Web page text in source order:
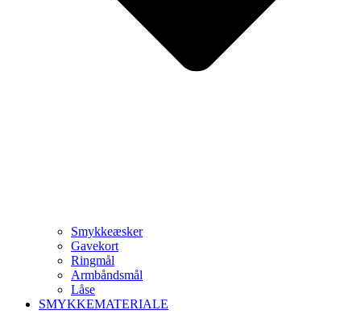
Smykkeæsker
Gavekort
Ringmål
Armbåndsmål
Låse
SMYKKEMATERIALE